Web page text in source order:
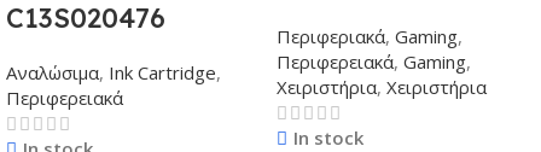
C13S020476
Αναλώσιμα, Ink Cartridge,
Περιφερειακά
Περιφεριακά, Gaming,
Περιφερειακά, Gaming,
Χειριστήρια, Χειριστήρια
In stock